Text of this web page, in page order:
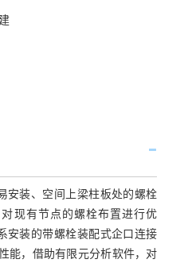
安装、空间上梁柱板处的螺栓
现有节点的螺栓布置进行优
安装的带螺栓装配式企口连接
能，借助有限元分析软件，对